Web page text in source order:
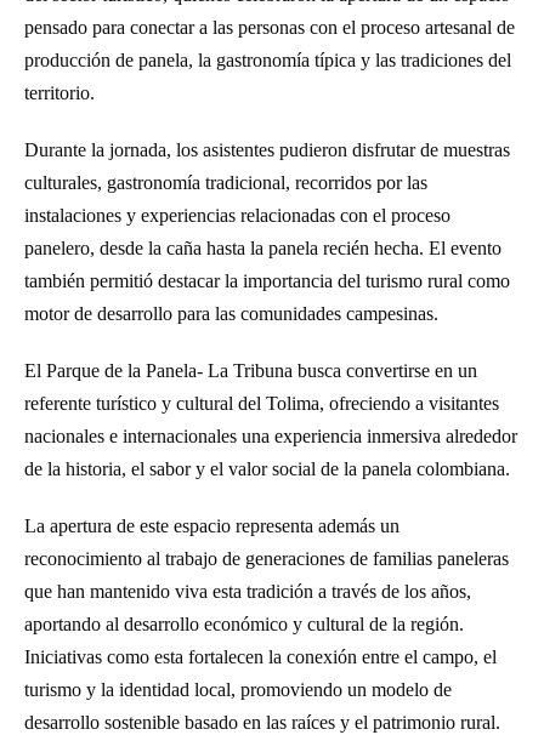
pensado para conectar a las personas con el proceso artesanal de
producción de panela, la gastronomía típica y las tradiciones del
territorio.
Durante la jornada, los asistentes pudieron disfrutar de muestras
culturales, gastronomía tradicional, recorridos por las
instalaciones y experiencias relacionadas con el proceso
panelero, desde la caña hasta la panela recién hecha. El evento
también permitió destacar la importancia del turismo rural como
motor de desarrollo para las comunidades campesinas.
El Parque de la Panela- La Tribuna busca convertirse en un
referente turístico y cultural del Tolima, ofreciendo a visitantes
nacionales e internacionales una experiencia inmersiva alrededor
de la historia, el sabor y el valor social de la panela colombiana.
La apertura de este espacio representa además un
reconocimiento al trabajo de generaciones de familias paneleras
que han mantenido viva esta tradición a través de los años,
aportando al desarrollo económico y cultural de la región.
Iniciativas como esta fortalecen la conexión entre el campo, el
turismo y la identidad local, promoviendo un modelo de
desarrollo sostenible basado en las raíces y el patrimonio rural.